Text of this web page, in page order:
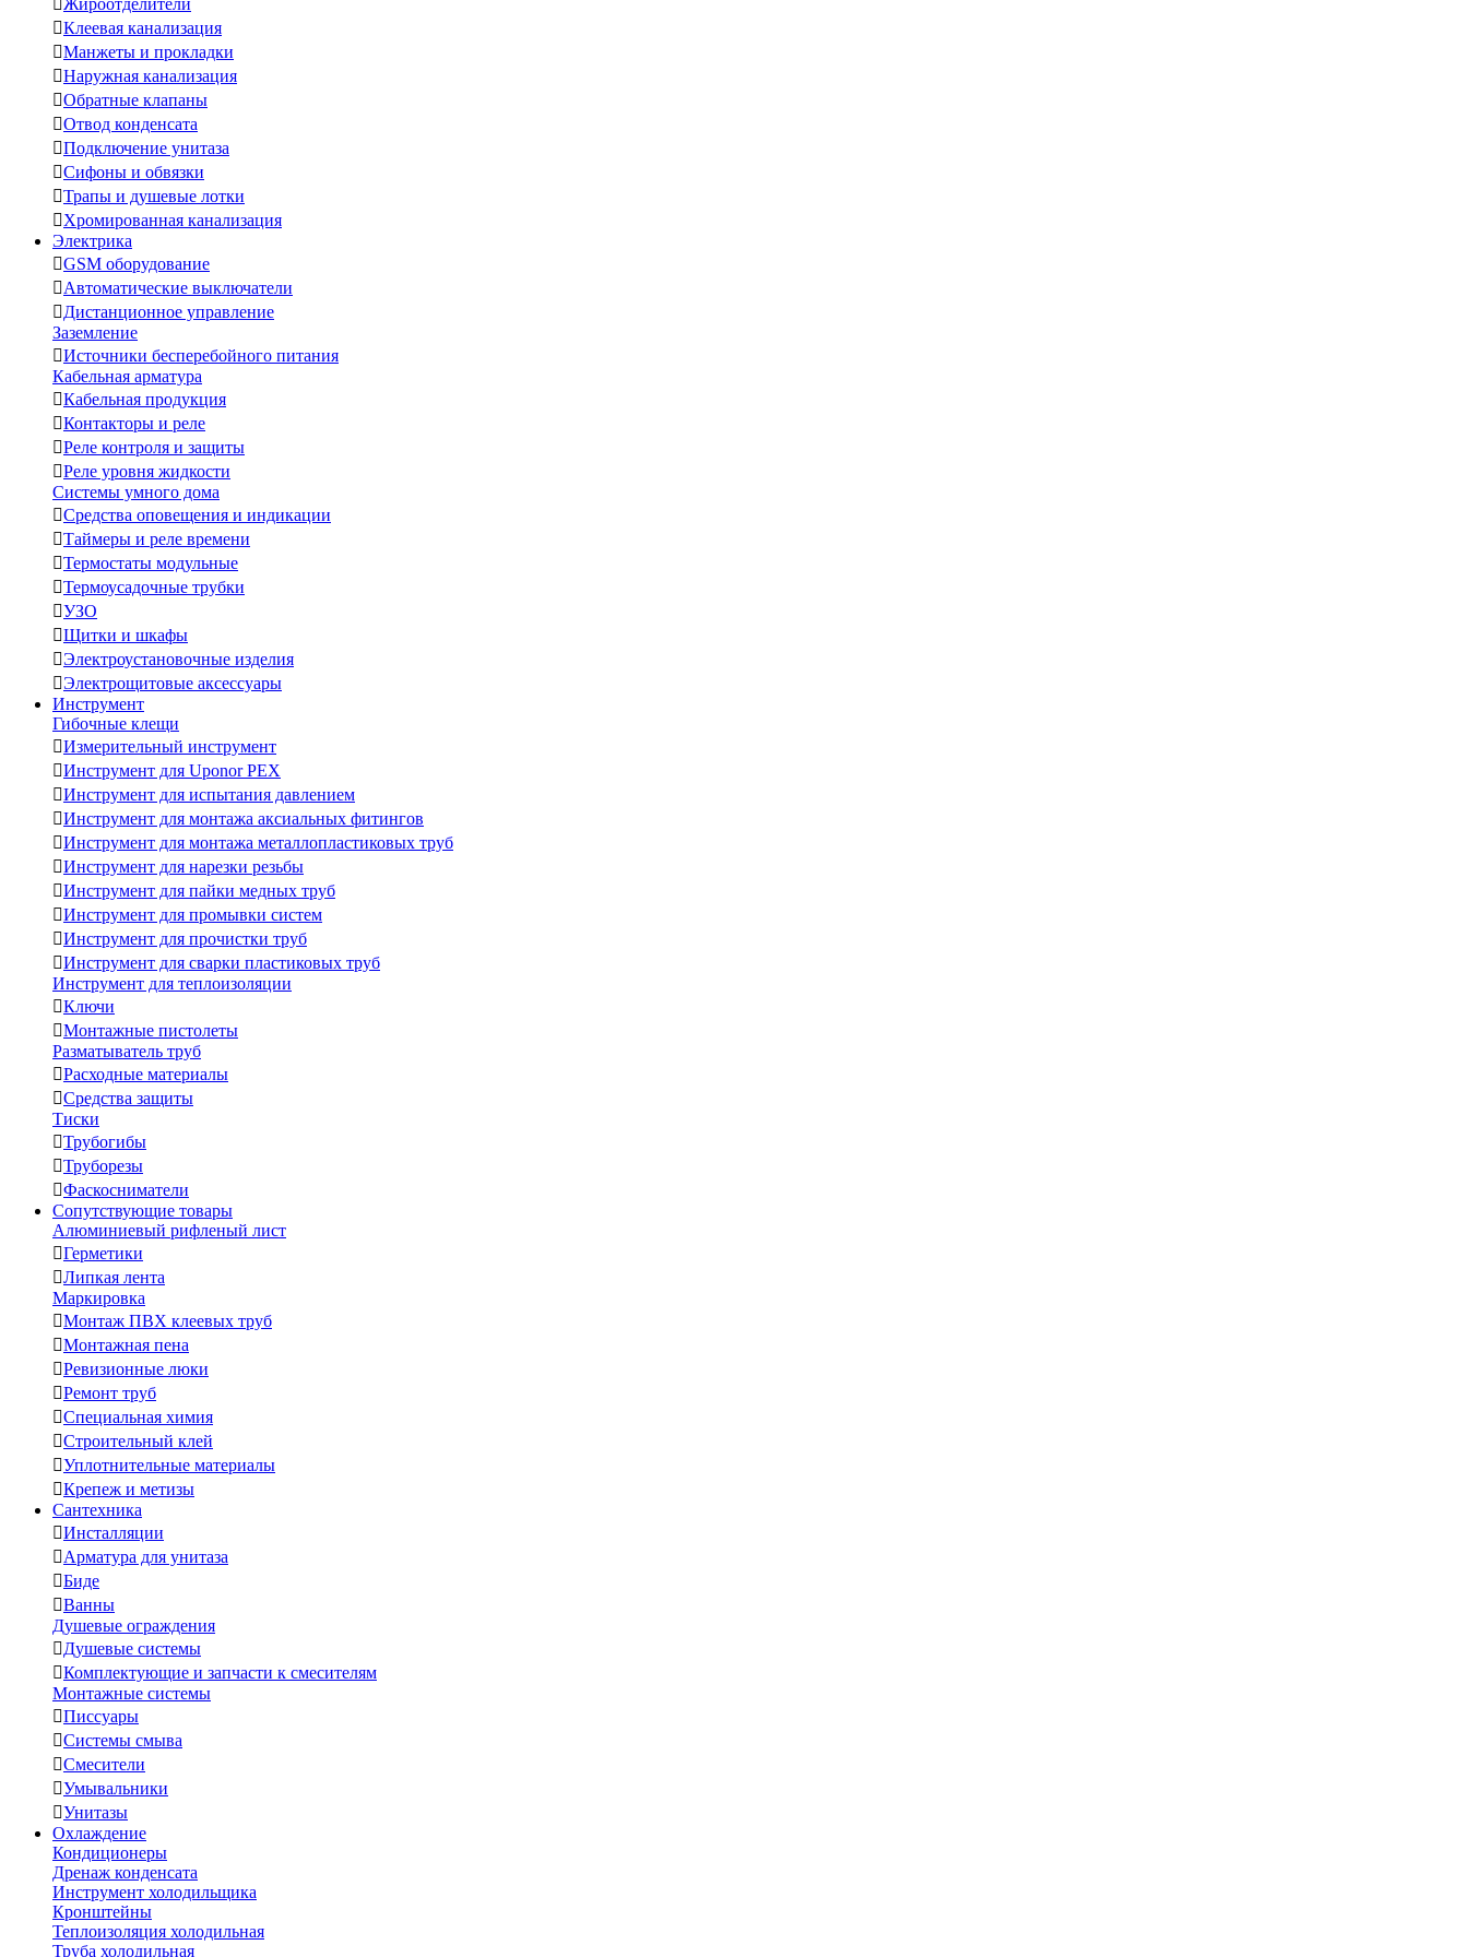
Жироотделители
Клеевая канализация
Манжеты и прокладки
Наружная канализация
Обратные клапаны
Отвод конденсата
Подключение унитаза
Сифоны и обвязки
Трапы и душевые лотки
Хромированная канализация
Электрика
GSM оборудование
Автоматические выключатели
Дистанционное управление
Заземление
Источники бесперебойного питания
Кабельная арматура
Кабельная продукция
Контакторы и реле
Реле контроля и защиты
Реле уровня жидкости
Системы умного дома
Средства оповещения и индикации
Таймеры и реле времени
Термостаты модульные
Термоусадочные трубки
УЗО
Щитки и шкафы
Электроустановочные изделия
Электрощитовые аксессуары
Инструмент
Гибочные клещи
Измерительный инструмент
Инструмент для Uponor PEX
Инструмент для испытания давлением
Инструмент для монтажа аксиальных фитингов
Инструмент для монтажа металлопластиковых труб
Инструмент для нарезки резьбы
Инструмент для пайки медных труб
Инструмент для промывки систем
Инструмент для прочистки труб
Инструмент для сварки пластиковых труб
Инструмент для теплоизоляции
Ключи
Монтажные пистолеты
Разматыватель труб
Расходные материалы
Средства защиты
Тиски
Трубогибы
Труборезы
Фаскосниматели
Сопутствующие товары
Алюминиевый рифленый лист
Герметики
Липкая лента
Маркировка
Монтаж ПВХ клеевых труб
Монтажная пена
Ревизионные люки
Ремонт труб
Специальная химия
Строительный клей
Уплотнительные материалы
Крепеж и метизы
Сантехника
Инсталляции
Арматура для унитаза
Биде
Ванны
Душевые ограждения
Душевые системы
Комплектующие и запчасти к смесителям
Монтажные системы
Писсуары
Системы смыва
Смесители
Умывальники
Унитазы
Охлаждение
Кондиционеры
Дренаж конденсата
Инструмент холодильщика
Кронштейны
Теплоизоляция холодильная
Труба холодильная